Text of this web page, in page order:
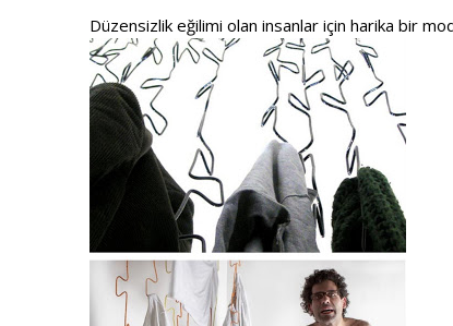
Düzensizlik eğilimi olan insanlar için harika bir